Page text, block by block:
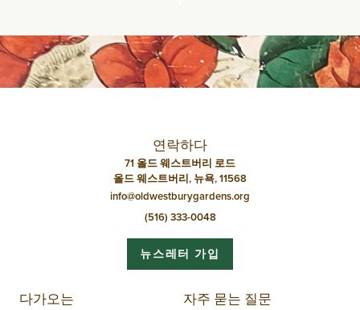
트
네
비
연락하다
71 올드 웨스트버리 로드
올드 웨스트버리, 뉴욕, 11568
info@oldwestburygardens.org
(516) 333-0048
뉴스레터 가입
다가오는 자주 묻는 질문